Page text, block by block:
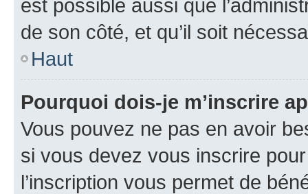
est possible aussi que
de son côté, et qu’il soit
Haut
Pourquoi dois-je m’inscrire
Vous pouvez ne pas en avoir
si vous devez vous inscrire
l’inscription vous permet de